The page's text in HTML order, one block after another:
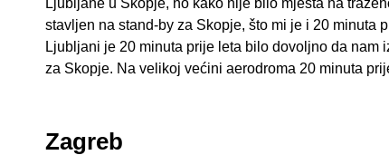
Ljubljane u Skopje, no kako nije bilo mjesta na
stavljen na stand-by za Skopje, što mi je i 20 minuta
Ljubljani je 20 minuta prije leta bilo dovoljno da nam
za Skopje. Na velikoj većini aerodroma 20 minuta
Zagreb